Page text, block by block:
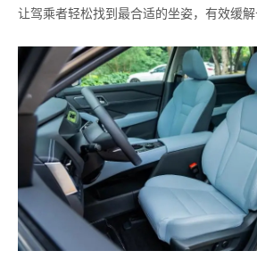
让驾乘者轻松找到最合适的坐姿，有效缓解